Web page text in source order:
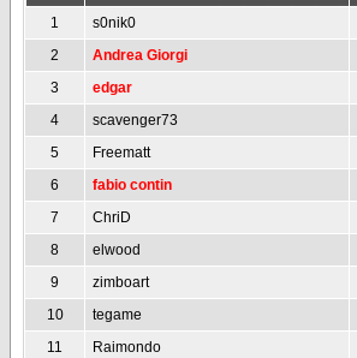
1 s0nik0
2
Andrea Giorgi
3
edgar
4
scavenger73
5
Freematt
6
fabio contin
7
ChriD
8
elwood
9
zimboart
10
tegame
11
Raimondo